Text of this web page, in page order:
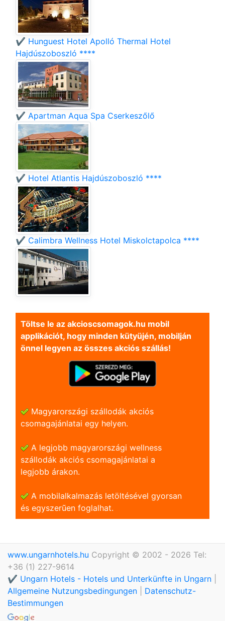
✔️ Hunguest Hotel Apolló Thermal Hotel
Hajdúszoboszló ****
✔️ Apartman Aqua Spa Cserkeszőlő
✔️ Hotel Atlantis Hajdúszoboszló ****
✔️ Calimbra Wellness Hotel Miskolctapolca ****
Töltse le az akcioscsomagok.hu mobil
applikációt, hogy minden kütyüjén, mobilján
önnel legyen az összes akciós szállás!
Magyarországi szállodák akciós
csomagajánlatai egy helyen.
A legjobb magyarországi wellness
szállodák akciós csomagajánlatai a
legjobb árakon.
A mobilalkalmazás letöltésével gyorsan
és egyszerũen foglalhat.
www.ungarnhotels.hu Copyright © 2002 - 2026 Tel:
+36 (1) 227-9614
✔️ Ungarn Hotels - Hotels und Unterkünfte in Ungarn
Allgemeine Nutzungsbedingungen
Datenschutz-
Bestimmungen